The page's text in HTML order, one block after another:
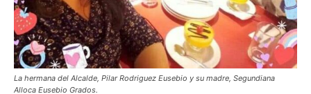
La hermana del Alcalde, Pilar Rodriguez Eusebio y su madre, Segundiana
Alloca Eusebio Grados.